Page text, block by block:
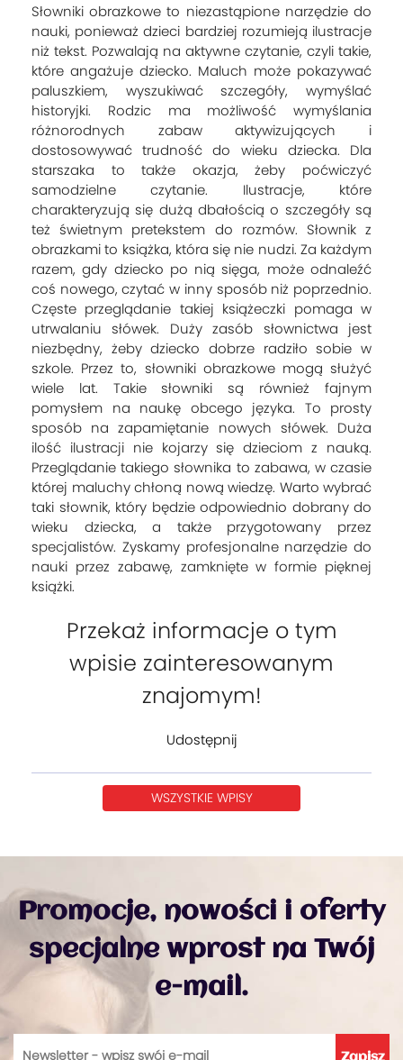
Słowniki obrazkowe to niezastąpione narzędzie do
nauki, ponieważ dzieci bardziej rozumieją ilustracje
niż tekst. Pozwalają na aktywne czytanie, czyli takie,
które angażuje dziecko. Maluch może pokazywać
paluszkiem, wyszukiwać szczegóły, wymyślać
historyjki. Rodzic ma możliwość wymyślania
różnorodnych zabaw aktywizujących i
dostosowywać trudność do wieku dziecka. Dla
starszaka to także okazja, żeby poćwiczyć
samodzielne czytanie. Ilustracje, które
charakteryzują się dużą dbałością o szczegóły są
też świetnym pretekstem do rozmów. Słownik z
obrazkami to książka, która się nie nudzi. Za każdym
razem, gdy dziecko po nią sięga, może odnaleźć
coś nowego, czytać w inny sposób niż poprzednio.
Częste przeglądanie takiej książeczki pomaga w
utrwalaniu słówek. Duży zasób słownictwa jest
niezbędny, żeby dziecko dobrze radziło sobie w
szkole. Przez to, słowniki obrazkowe mogą służyć
wiele lat. Takie słowniki są również fajnym
pomysłem na naukę obcego języka. To prosty
sposób na zapamiętanie nowych słówek. Duża
ilość ilustracji nie kojarzy się dzieciom z nauką.
Przeglądanie takiego słownika to zabawa, w czasie
której maluchy chłoną nową wiedzę. Warto wybrać
taki słownik, który będzie odpowiednio dobrany do
wieku dziecka, a także przygotowany przez
specjalistów. Zyskamy profesjonalne narzędzie do
nauki przez zabawę, zamknięte w formie pięknej
książki.
Przekaż informacje o tym
wpisie zainteresowanym
znajomym!
Udostępnij
WSZYSTKIE WPISY
Promocje, nowości i oferty
specjalne wprost na Twój
e-mail.